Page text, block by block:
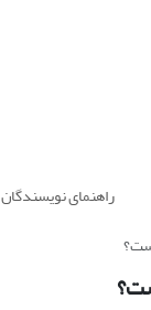
راهنمای نویسندگان